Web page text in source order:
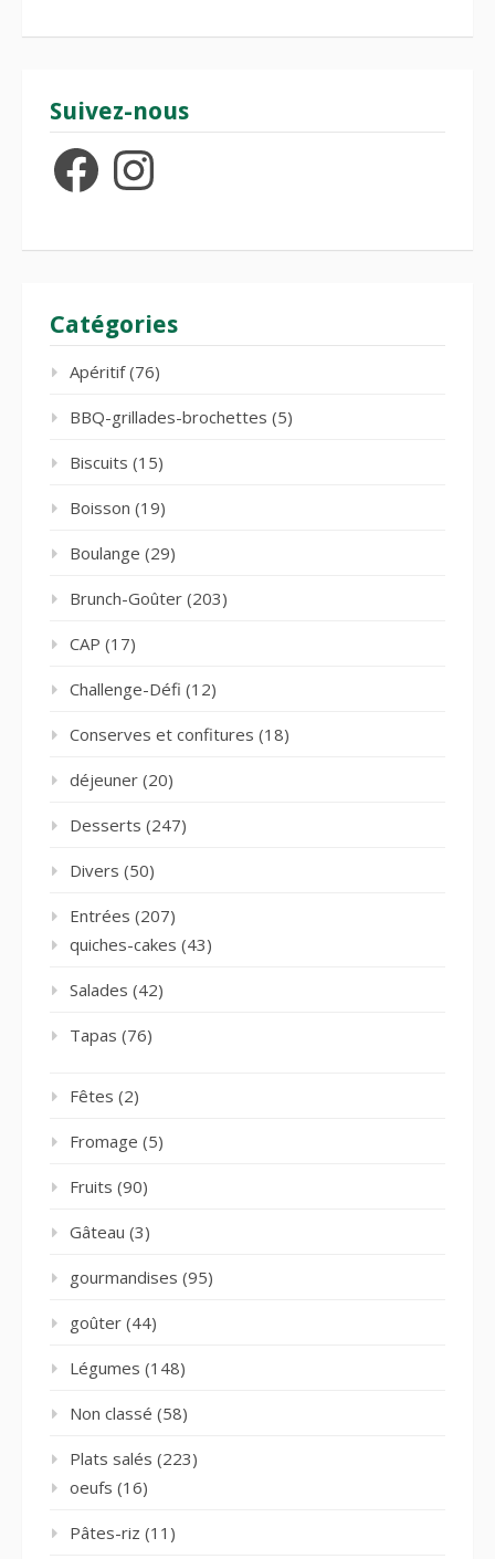
Suivez-nous
FacebookInstagram
Catégories
Apéritif(76)
BBQ-grillades-brochettes (5)
Biscuits (15)
Boisson (19)
Boulange (29)
Brunch-Goûter (203)
CAP (17)
Challenge-Défi (12)
Conserves et confitures (18)
déjeuner (20)
Desserts (247)
Divers (50)
Entrées (207)
quiches-cakes (43)
Salades (42)
Tapas (76)
Fêtes (2)
Fromage (5)
Fruits (90)
Gâteau (3)
gourmandises (95)
goûter (44)
Légumes (148)
Non classé (58)
Plats salés (223)
oeufs (16)
Pâtes-riz (11)